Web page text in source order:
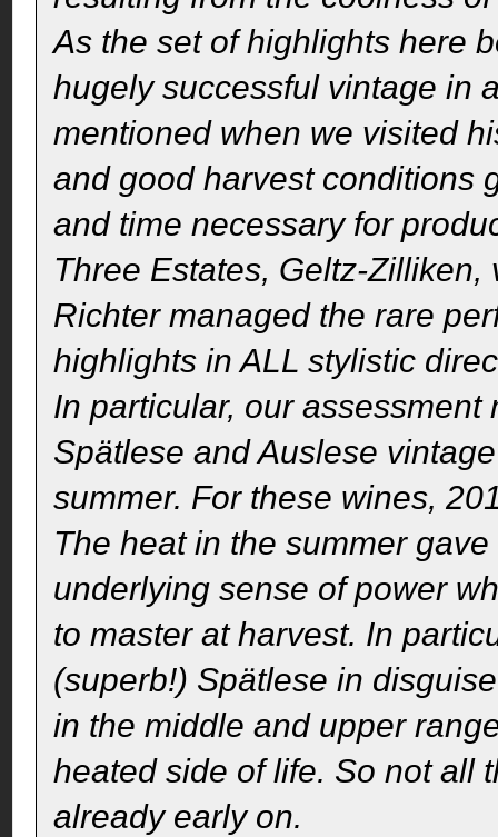
As the set of highlights here
hugely successful vintage in
mentioned when we visited
and good harvest conditions
and time necessary for
Three Estates, Geltz-
Richter managed the rare
highlights in ALL stylistic
In particular, our
Spätlese and Auslese
summer. For these wines,
The heat in the summer
underlying sense of power
to master at harvest. In
(superb!) Spätlese in
in the middle and upper
heated side of life. So not all
already early on.